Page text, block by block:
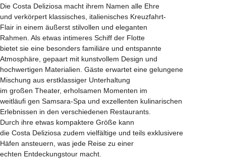
Die Costa Deliziosa macht ihrem Namen alle Ehre
und verkörpert klassisches, italienisches Kreuzfahrt-
Flair in einem äußerst stilvollen und eleganten
Rahmen. Als etwas intimeres Schiff der Flotte
bietet sie eine besonders familiäre und entspannte
Atmosphäre, gepaart mit kunstvollem Design und
hochwertigen Materialien. Gäste erwartet eine gelungene
Mischung aus erstklassiger Unterhaltung
im großen Theater, erholsamen Momenten im
weitläufi gen Samsara-Spa und exzellenten kulinarischen
Erlebnissen in den verschiedenen Restaurants.
Durch ihre etwas kompaktere Größe kann
die Costa Deliziosa zudem vielfältige und teils exklusivere
Häfen ansteuern, was jede Reise zu einer
echten Entdeckungstour macht.